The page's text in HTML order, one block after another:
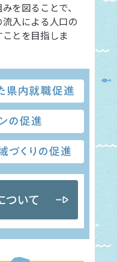
を図ることで、
入による人口の
とを目指しま
ついて